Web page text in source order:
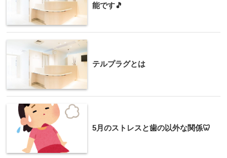
能です🎵
テルプラグとは
5月のストレスと歯の以外な関係🦷